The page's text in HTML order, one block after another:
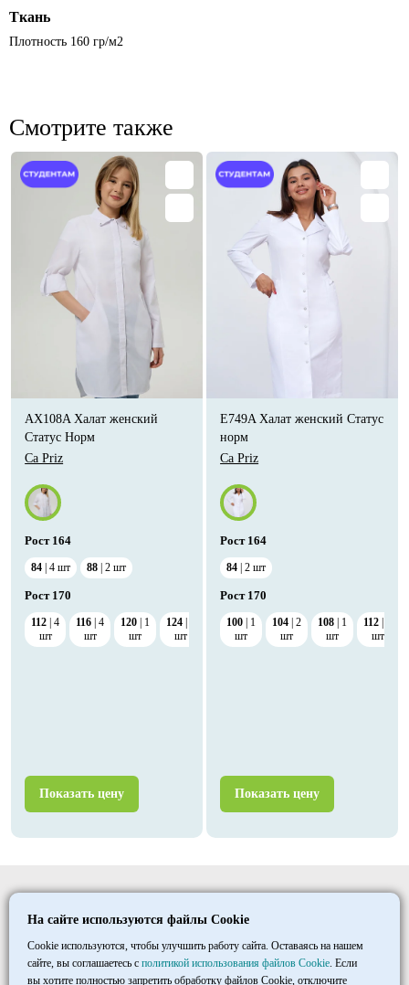
Ткань
Плотность 160 гр/м2
Смотрите также
AX108A Халат женский
Статус Норм
Ca Priz
Рост164
84 4 шт 88 2 шт
Рост170
112 4
шт
116 4
шт
120
1
шт
124
шт
128 4
шт
Показать цену
E749A Халат женский Статус
норм
Ca Priz
Рост164
84 2 шт
Рост170
100
1
шт
104 2
шт
108
1
шт
112
шт
Показать цену
©1997- 2026
ООО «ТД «МАКСИМУМ»
На сайте используются файлы Cookie
Cookie используются, чтобы улучшить работу сайта. Оставаясь на нашем
сайте, вы соглашаетесь с политикой использования файлов Cookie. Если
вы хотите полностью запретить обработку файлов Cookie, отключите